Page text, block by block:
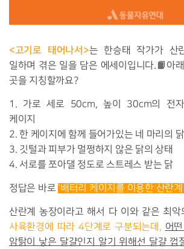
<고기로 태어나서>는 한승태 작가가 산
일하며 겪은 일을 담은 에세이입니다. 📙아
곳을 지칭할까요?
1. 가로 세로 50cm, 높이 30cm의 전자
케이지
2. 한 케이지에 함께 들어가있는 네 마리의 닭
3. 깃털과 피부가 멀쩡하지 않은 닭의 상태
4. 서로를 쪼아댈 정도로 스트레스 받는 닭
정답은 바로 '배터리 케이지를 이용한 산란
산란계 농장이라고 해서 다 이와 같은 최악
사육환경에 따라 4단계로 구분되는데, 어
암탉이 낳은 달걀인지 알기 위해선 달걀 껍